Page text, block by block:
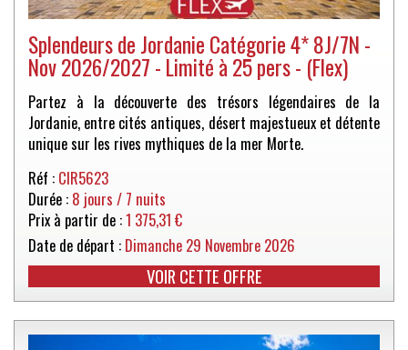
Splendeurs de Jordanie Catégorie 4* 8J/7N -
Nov 2026/2027 - Limité à 25 pers - (Flex)
Partez à la découverte des trésors légendaires de la
Jordanie, entre cités antiques, désert majestueux et détente
unique sur les rives mythiques de la mer Morte.
Réf : CIR5623
Durée : 8 jours / 7 nuits
Prix à partir de :1 375,31 €
Date de départ : Dimanche 29 Novembre 2026
VOIR CETTE OFFRE